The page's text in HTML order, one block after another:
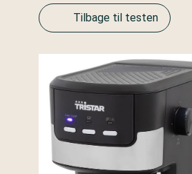
Tilbage til testen